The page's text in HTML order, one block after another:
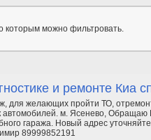
которым можно фильтровать.
и ремонте Киа
для желающих пройти ТО,
автомобилей. м. Ясенево, Обращаю
гаража. Новый адрес
89999852191